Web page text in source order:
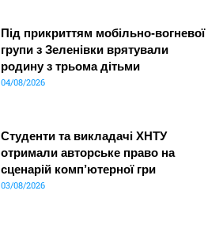
Під прикриттям мобільно-вогневої
групи з Зеленівки врятували
родину з трьома дітьми
04/08/2026
Студенти та викладачі ХНТУ
отримали авторське право на
сценарій комп’ютерної гри
03/08/2026